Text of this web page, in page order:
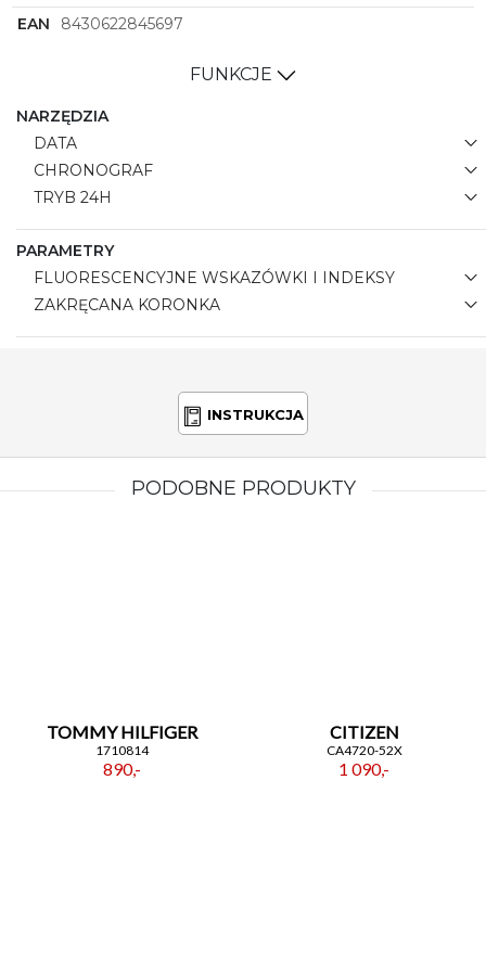
EAN
8430622845697
FUNKCJE
NARZĘDZIA
DATA
CHRONOGRAF
TRYB 24H
PARAMETRY
FLUORESCENCYJNE WSKAZÓWKI I INDEKSY
ZAKRĘCANA KORONKA
INSTRUKCJA
PODOBNE PRODUKTY
TOMMY HILFIGER
1710814
890,-
CITIZEN
CA4720-52X
1 090,-